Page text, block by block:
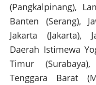
(Pangkalpinang),
Banten (Serang),
Jakarta (Jakarta),
Daerah Istimewa
Timur
Tenggara Barat